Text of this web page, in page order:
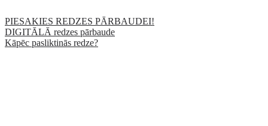
PIESAKIES REDZES PĀRBAUDEI!
DIGITĀLĀ redzes pārbaude
Kāpēc pasliktinās redze?